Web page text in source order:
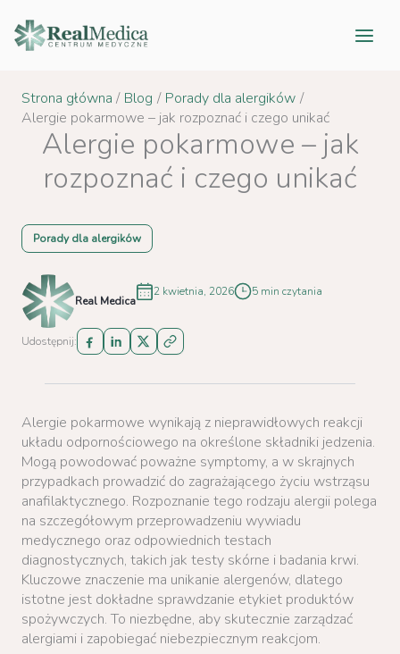
do
treści
Strona główna Blog
Porady dla alergików
Alergie pokarmowe – jak rozpoznać i czego unikać
Alergie pokarmowe – jak
rozpoznać i czego unikać
Porady dla alergików
Real Medica
2 kwietnia, 2026 5 min czytania
Udostępnij:
Alergie pokarmowe wynikają z nieprawidłowych reakcji
układu odpornościowego na określone składniki jedzenia.
Mogą powodować poważne symptomy, a w skrajnych
przypadkach prowadzić do zagrażającego życiu wstrząsu
anafilaktycznego. Rozpoznanie tego rodzaju alergii polega
na szczegółowym przeprowadzeniu wywiadu
medycznego oraz odpowiednich testach
diagnostycznych, takich jak testy skórne i badania krwi.
Kluczowe znaczenie ma unikanie alergenów, dlatego
istotne jest dokładne sprawdzanie etykiet produktów
spożywczych. To niezbędne, aby skutecznie zarządzać
alergiami i zapobiegać niebezpiecznym reakcjom.